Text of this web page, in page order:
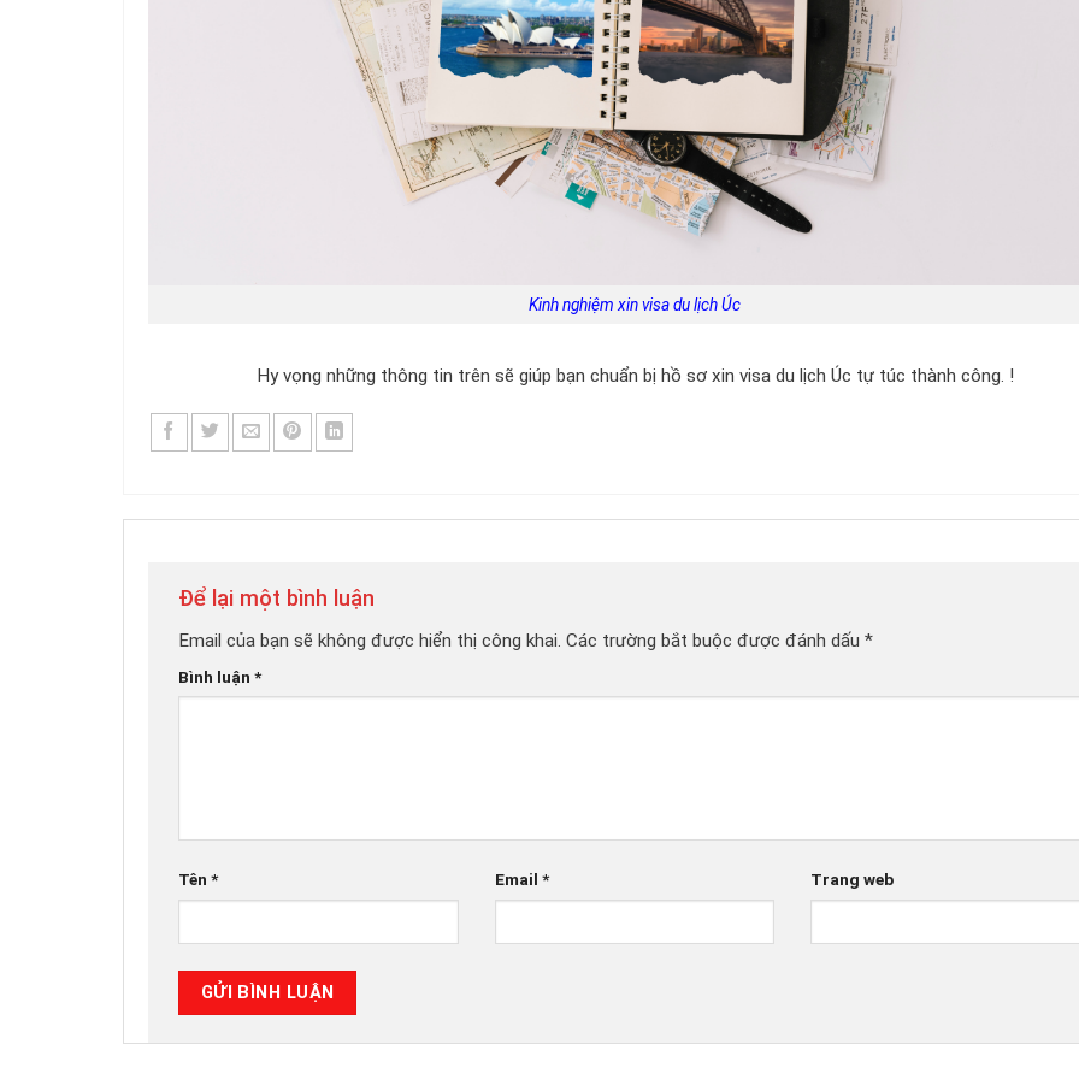
Kinh nghiệm xin visa du lịch Úc
Hy vọng những thông tin trên sẽ giúp bạn chuẩn bị hồ sơ xin visa du lịch Úc tự túc thành công. !
Để lại một bình luận
Email của bạn sẽ không được hiển thị công khai. Các trường bắt buộc được đánh dấu *
Bình luận *
Tên * Email * Trang web